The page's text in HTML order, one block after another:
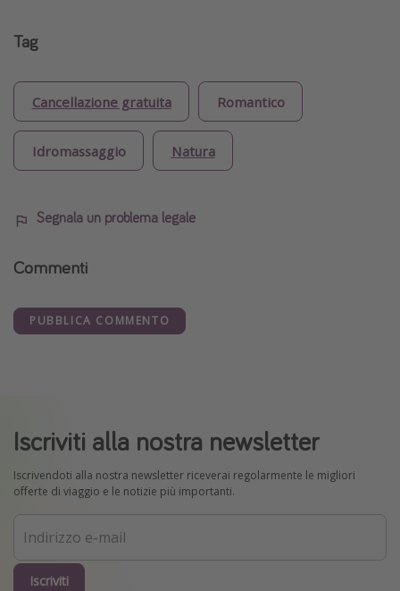
Tag
Cancellazione gratuita Romantico
Idromassaggio Natura
Segnala un problema legale
Commenti
PUBBLICA COMMENTO
Iscriviti alla nostra newsletter
Iscrivendoti alla nostra newsletter riceverai regolarmente le migliori
offerte di viaggio e le notizie più importanti.
Iscriviti